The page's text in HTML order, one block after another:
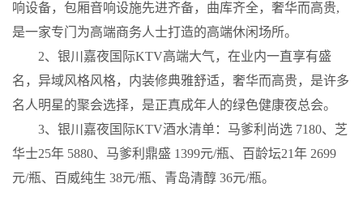
响设备，包厢音响设施先进齐备，曲库齐全，奢华而高贵,
是一家专门为高端商务人士打造的高端休闲场所。
2、银川嘉夜国际KTV高端大气，在业内一直享有盛
名，异域风格风格，内装修典雅舒适，奢华而高贵，是许多
名人明星的聚会选择，是正真成年人的绿色健康夜总会。
3、银川嘉夜国际KTV酒水清单：马爹利尚选 7180、芝
华士25年 5880、马爹利鼎盛 1399元/瓶、百龄坛21年 2699
元/瓶、百威纯生 38元/瓶、青岛清醇 36元/瓶。